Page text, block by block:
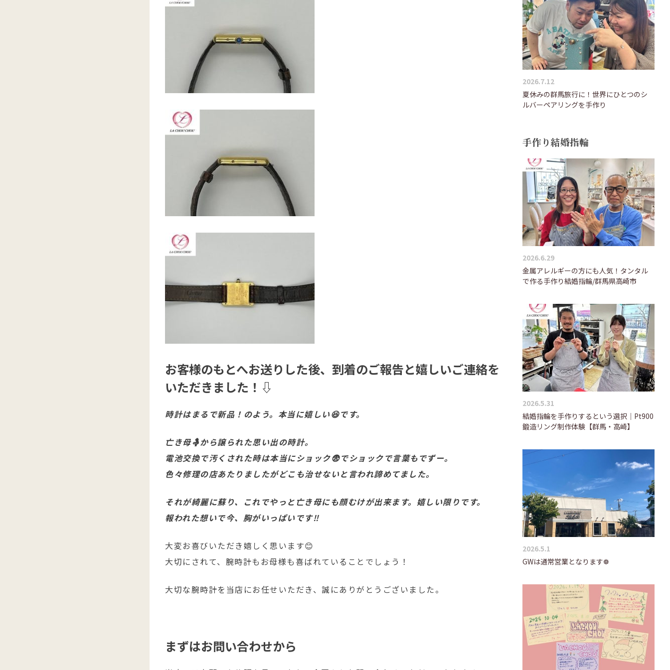
お客様のもとへお送りした後、到着のご報告と嬉しいご連絡を
いただきました！⇩
時計はまるで新品！のよう。本当に嬉しい😆です。
亡き母🤱から譲られた思い出の時計。
電池交換で汚くされた時は本当にショック😨でショックで言葉もでずー。
色々修理の店あたりましたがどこも治せないと言われ諦めてました。
それが綺麗に蘇り、これでやっと亡き母にも顔むけが出来ます。嬉しい限りです。
報われた想いで今、胸がいっぱいです‼️
大変お喜びいただき嬉しく思います😊
大切にされて、腕時計もお母様も喜ばれていることでしょう！
大切な腕時計を当店にお任せいただき、誠にありがとうございました。
まずはお問い合わせから
2026.7.12
夏休みの群馬旅行に！世界にひとつのシ
ルバーペアリングを手作り
手作り結婚指輪
2026.6.29
金属アレルギーの方にも人気！タンタル
で作る手作り結婚指輪/群馬県高崎市
2026.5.31
結婚指輪を手作りするという選択｜Pt900
鍛造リング制作体験【群馬・高崎】
2026.5.1
GWは通常営業となります❁